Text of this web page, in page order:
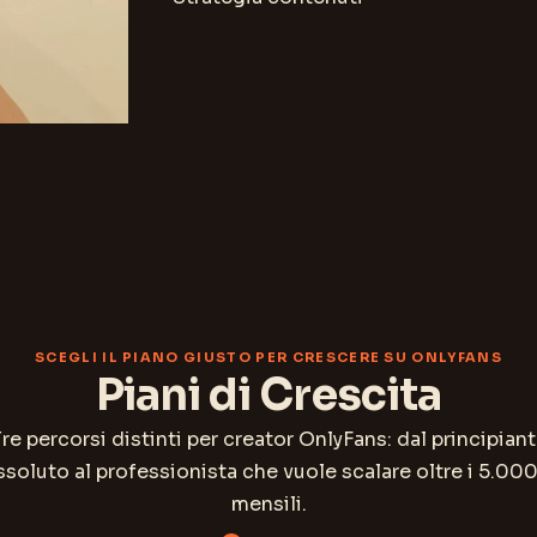
SCEGLI IL PIANO GIUSTO PER CRESCERE SU ONLYFANS
Piani di Crescita
percorsi distinti per creator OnlyFans: dal
al professionista che vuole scalare oltre i
mensili.